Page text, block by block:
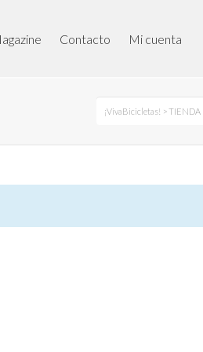
Contacto Mi cuenta
¡VivaBicicletas! >TIENDA